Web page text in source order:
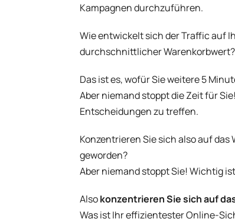
Kampagnen durchzuführen.
Wie entwickelt sich der Traffic auf
durchschnittlicher Warenkorbwert?
Das ist es, wofür Sie weitere 5
Aber niemand stoppt die Zeit für
Entscheidungen zu treffen.
Konzentrieren Sie sich also auf
geworden?
Aber niemand stoppt Sie! Wichtig
Alsokonzentrieren Sie sich auf
Was ist Ihr effizientester Online-